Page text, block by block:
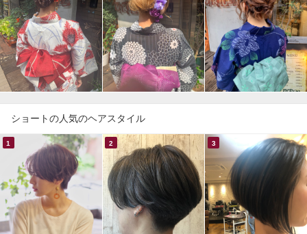
ショートの人気のヘアスタイル